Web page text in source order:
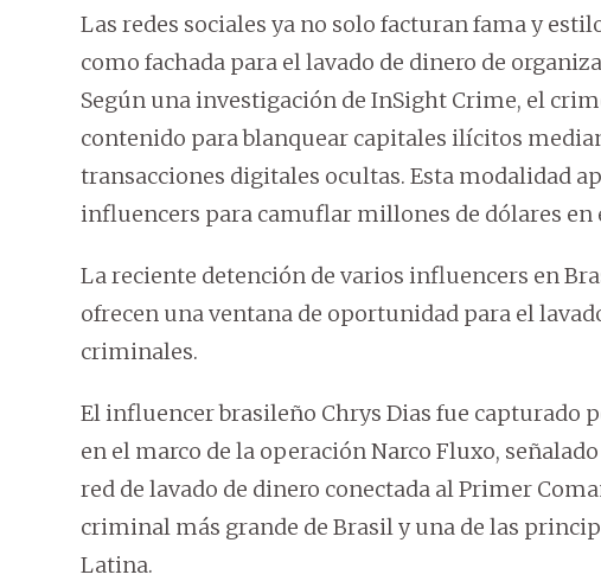
Las redes sociales ya no solo facturan fama y
como fachada para el lavado de dinero de
Según una investigación de InSight Crime, el
contenido para blanquear capitales ilícitos
transacciones digitales ocultas. Esta modalidad
influencers para camuflar millones de dólares
La reciente detención de varios influencers en
ofrecen una ventana de oportunidad para el
criminales.
El influencer brasileño Chrys Dias fue capturado
en el marco de la operación Narco Fluxo,
red de lavado de dinero conectada al Primer
criminal más grande de Brasil y una de las
Latina.